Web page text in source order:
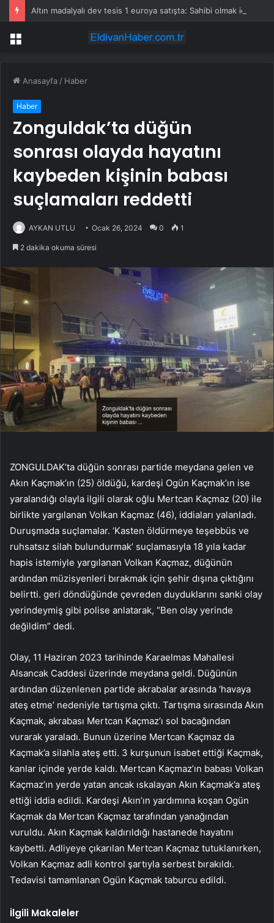
Menü
Anasayfa / Haber
Haber
Zonguldak’ta düğün
sonrası olayda hayatını
kaybeden kişinin babası
suçlamaları reddetti
AYKAN UTLU Ocak 26, 2024 0 1
2 dakika okuma süresi
ZONGULDAK’ta düğün sonrası partide meydana gelen ve
Akın Kaçmak’ın (25) öldüğü, kardeşi Ogün Kaçmak’ın ise
yaralandığı olayla ilgili olarak oğlu Mertcan Kaçmaz (20) ile
birlikte yargılanan Volkan Kaçmaz (46), iddiaları yalanladı.
Duruşmada suçlamalar. ‘Kasten öldürmeye teşebbüs ve
ruhsatsız silah bulundurmak’ suçlamasıyla 18 yıla kadar
hapis istemiyle yargılanan Volkan Kaçmaz, düğünün
ardından müzisyenleri bırakmak için şehir dışına çıktığını
belirtti. geri döndüğünde çevreden duyduklarını sanki olay
yerindeymiş gibi polise anlatarak, “Ben olay yerinde
değildim” dedi.
Olay, 11 Haziran 2023 tarihinde Karaelmas Mahallesi
Alsancak Caddesi üzerinde meydana geldi. Düğünün
ardından düzenlenen partide akrabalar arasında ‘havaya
ateş etme’ nedeniyle tartışma çıktı. Tartışma sırasında Akın
Kaçmak, akrabası Mertcan Kaçmaz’ı sol bacağından
vurarak yaraladı. Bunun üzerine Mertcan Kaçmaz da
Kaçmak’a silahla ateş etti. 3 kurşunun isabet ettiği Kaçmak,
kanlar içinde yerde kaldı. Mertcan Kaçmaz’ın babası Volkan
Kaçmaz’ın yerde yatan ancak ıskalayan Akın Kaçmak’a ateş
ettiği iddia edildi. Kardeşi Akın’ın yardımına koşan Ogün
Kaçmak da Mertcan Kaçmaz tarafından yanağından
vuruldu. Akın Kaçmak kaldırıldığı hastanede hayatını
kaybetti. Adliyeye çıkarılan Mertcan Kaçmaz tutuklanırken,
Volkan Kaçmaz adli kontrol şartıyla serbest bırakıldı.
Tedavisi tamamlanan Ogün Kaçmak taburcu edildi.
İlgili Makaleler